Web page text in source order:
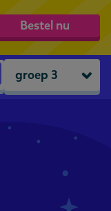
Bestel nu
groep 3
groep 1